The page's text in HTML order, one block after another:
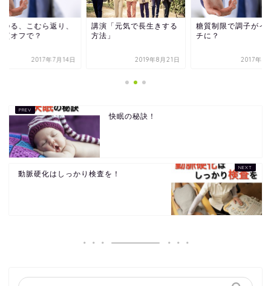
つる、こむら返り、
質オフで？
2017年7月14日
講演「元気で長生きする
方法」
2019年8月21日
糖質制限で調子がイ
チに？
2017年1
快眠の秘訣！
動脈硬化はしっかり検査を！